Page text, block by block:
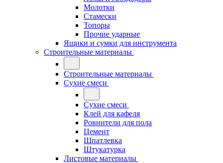
Молотки
Стамески
Топоры
Прочие ударные
Ящики и сумки для инструмента
Строительные материалы
Строительные материалы
Сухие смеси
Сухие смеси
Клей для кафеля
Ровнители для пола
Цемент
Шпатлевка
Штукатурка
Листовые материалы